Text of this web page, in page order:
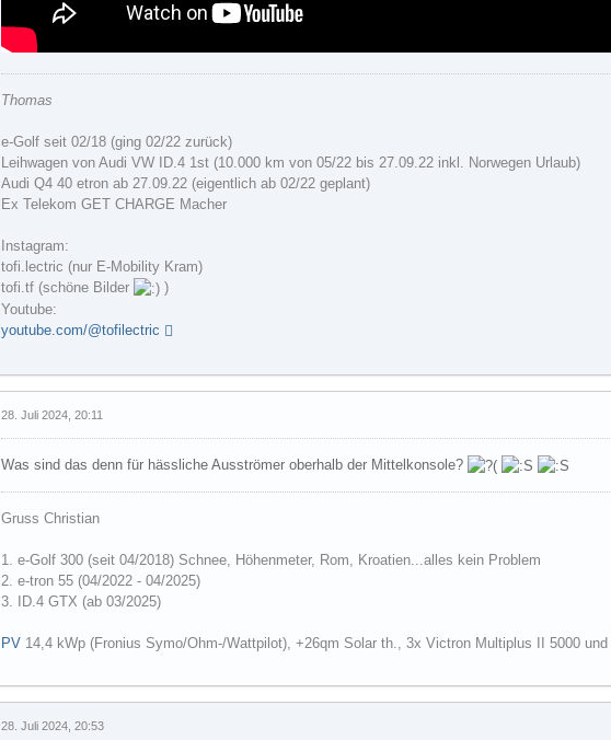
Thomas
e-Golf seit 02/18 (ging 02/22 zurück)
Leihwagen von Audi VW ID.4 1st (10.000 km von 05/22 bis 27.09.22 inkl. Norwegen Urlaub)
Audi Q4 40 etron ab 27.09.22 (eigentlich ab 02/22 geplant)
Ex Telekom GET CHARGE Macher
Instagram:
tofi.lectric (nur E-Mobility Kram)
tofi.tf (schöne Bilder
)
Youtube:
youtube.com/@tofilectric
28. Juli 2024, 20:11
Was sind das denn für hässliche Ausströmer oberhalb der Mittelkonsole?
Gruss Christian
1.e-Golf 300 (seit 04/2018) Schnee, Höhenmeter, Rom, Kroatien...alles kein Problem
2. e-tron 55 (04/2022 - 04/2025)
3. ID.4 GTX (ab 03/2025)
PV 14,4 kWp (Fronius Symo/Ohm-/Wattpilot), +26qm Solar th., 3x Victron Multiplus II 5000
28. Juli 2024, 20:53